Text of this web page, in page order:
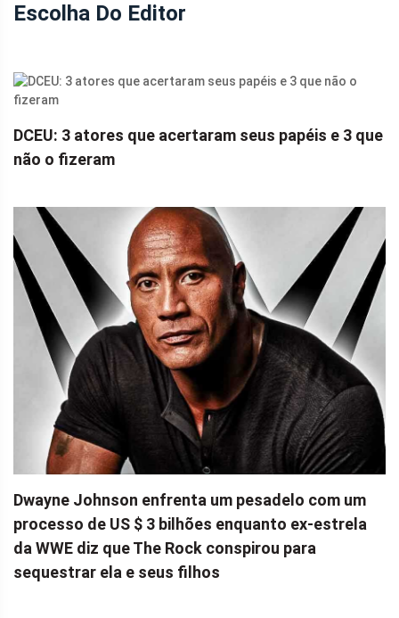
Escolha Do Editor
DCEU: 3 atores que acertaram seus papéis e 3 que
não o fizeram
Dwayne Johnson enfrenta um pesadelo com um
processo de US $ 3 bilhões enquanto ex-estrela
da WWE diz que The Rock conspirou para
sequestrar ela e seus filhos